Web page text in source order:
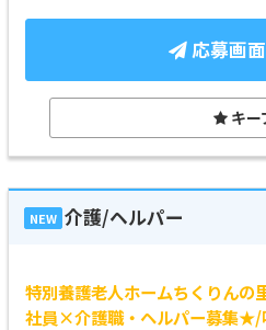
応募画
キー
NEW 介護/ヘルパー
特別養護老人ホームちくりんの
社員×介護職・ヘルパー募集